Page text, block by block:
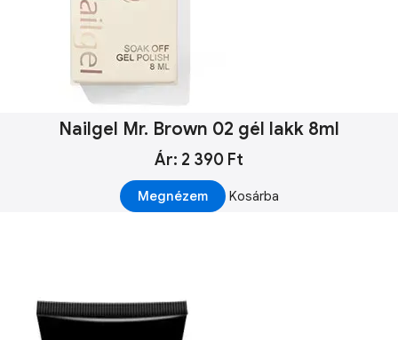
Nailgel Mr. Brown 02 gél lakk 8ml
Ár: 2 390 Ft
Megnézem Kosárba